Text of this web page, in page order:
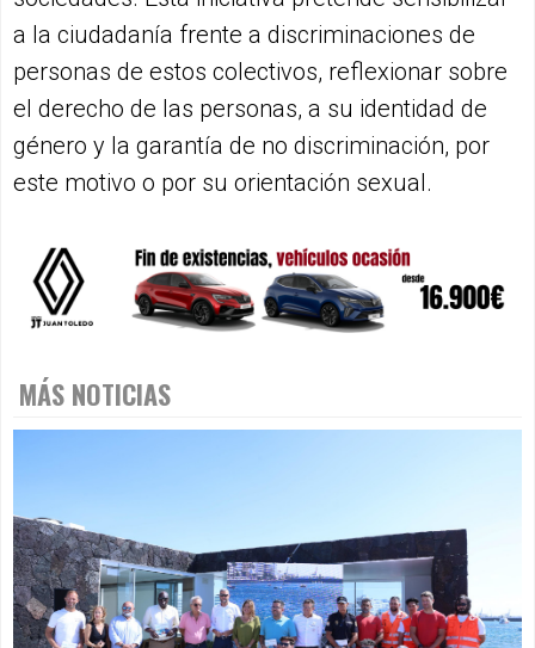
a la ciudadanía frente a discriminaciones de
personas de estos colectivos, reflexionar sobre
el derecho de las personas, a su identidad de
género y la garantía de no discriminación, por
este motivo o por su orientación sexual.
MÁS NOTICIAS